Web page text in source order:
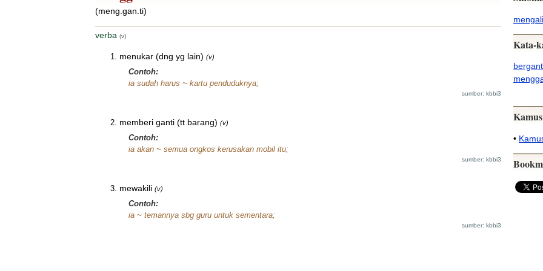
(meng.gan.ti)
verba (v)
menukar (dng yg lain) (v)
Contoh:
ia sudah harus ~ kartu penduduknya;
sumber: kbbi3
memberi ganti (tt barang) (v)
Contoh:
ia akan ~ semua ongkos kerusakan mobil itu;
sumber: kbbi3
mewakili (v)
Contoh:
ia ~ temannya sbg guru untuk sementara;
sumber: kbbi3
Kata-
•